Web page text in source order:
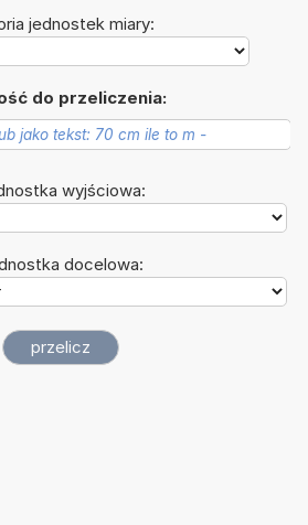
jednostek miary:
do przeliczenia:
wyjściowa:
docelowa: